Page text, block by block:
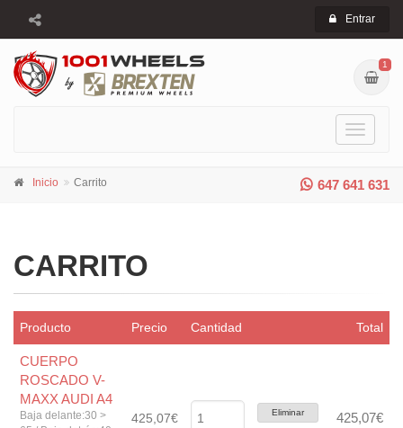
Entrar
1
Toggle
647 641 631
Inicio Carrito
CARRITO
Producto Precio Cantidad Total
CUERPO
ROSCADO V-
MAXX AUDI A4
Baja delante:30 >
425,07€ Eliminar 425,07€